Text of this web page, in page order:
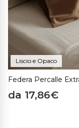
Liscio e Opaco
Federa Percalle
da 17,86€